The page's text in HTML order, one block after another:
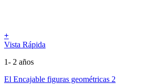
+
Vista Rápida
1- 2 años
El Encajable figuras geométricas 2